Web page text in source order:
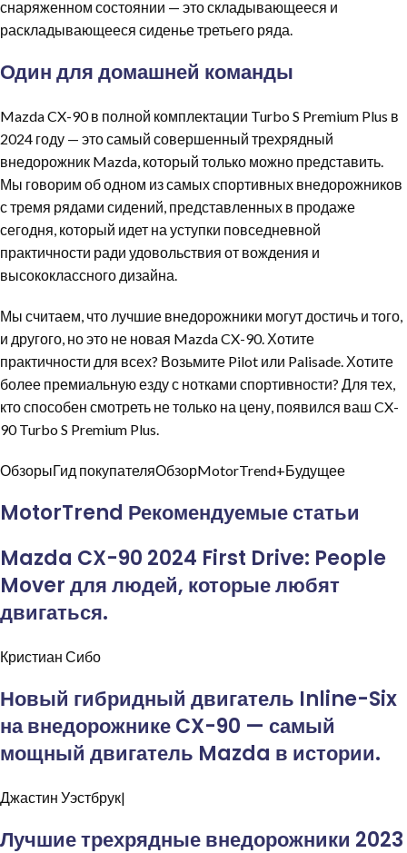
снаряженном состоянии — это складывающееся и
раскладывающееся сиденье третьего ряда.
Один для домашней команды
Mazda CX-90 в полной комплектации Turbo S Premium Plus в
2024 году — это самый совершенный трехрядный
внедорожник Mazda, который только можно представить.
Мы говорим об одном из самых спортивных внедорожников
с тремя рядами сидений, представленных в продаже
сегодня, который идет на уступки повседневной
практичности ради удовольствия от вождения и
высококлассного дизайна.
Мы считаем, что лучшие внедорожники могут достичь и того,
и другого, но это не новая Mazda CX-90. Хотите
практичности для всех? Возьмите Pilot или Palisade. Хотите
более премиальную езду с нотками спортивности? Для тех,
кто способен смотреть не только на цену, появился ваш CX-
90 Turbo S Premium Plus.
ОбзорыГид покупателяОбзорMotorTrend+Будущее
MotorTrend Рекомендуемые статьи
Mazda CX-90 2024 First Drive: People
Mover для людей, которые любят
двигаться.
Кристиан Сибо
Новый гибридный двигатель Inline-Six
на внедорожнике CX-90 — самый
мощный двигатель Mazda в истории.
Джастин Уэстбрук|
Лучшие трехрядные внедорожники 2023